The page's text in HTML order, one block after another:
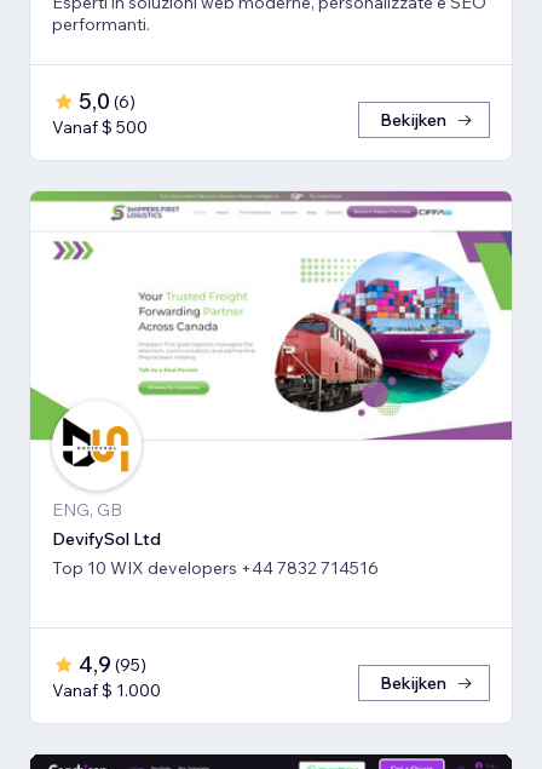
performanti.
5,0 (6)
Vanaf $ 500
Bekijken
ENG, GB
DevifySol Ltd
Top 10 WIX developers +44 7832 714516
4,9 (95)
Vanaf $ 1.000
Bekijken